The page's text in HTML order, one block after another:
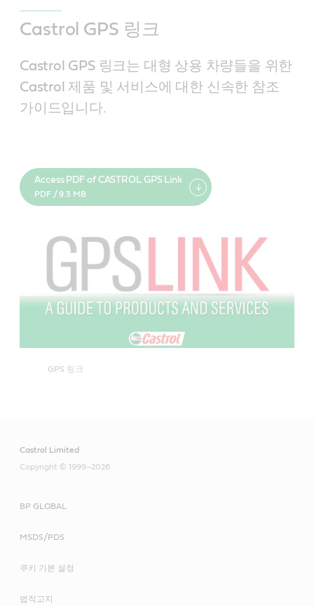
Castrol GPS 링크
Castrol GPS 링크는 대형 상용 차량들을 위한
Castrol 제품 및 서비스에 대한 신속한 참조
가이드입니다.
Access PDF of CASTROL GPS Link
PDF / 9.3 MB
GPS 링크
Castrol Limited
Copyright © 1999–2026
BP GLOBAL
MSDS/PDS
쿠키 기본 설정
법적고지